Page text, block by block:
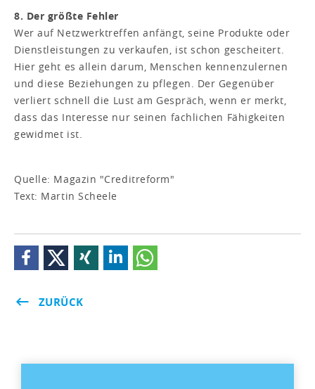
8. Der größte Fehler
Wer auf Netzwerktreffen anfängt, seine Produkte oder
Dienstleistungen zu verkaufen, ist schon gescheitert.
Hier geht es allein darum, Menschen kennenzulernen
und diese Beziehungen zu pflegen. Der Gegenüber
verliert schnell die Lust am Gespräch, wenn er merkt,
dass das Interesse nur seinen fachlichen Fähigkeiten
gewidmet ist.
Quelle: Magazin "Creditreform"
Text: Martin Scheele
ZURÜCK